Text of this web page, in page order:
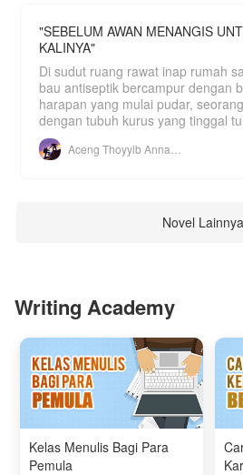
"SEBELUM AWAN MENANGIS
KALINYA"
Di sudut ruang rawat inap rumah
bau antiseptik bercampur dengan
harapan yang mulai pudar,
dengan tubuh kurus yang tinggal
Novel Lainnya
Writing Academy
Kelas Menulis Bagi Para
Pemula